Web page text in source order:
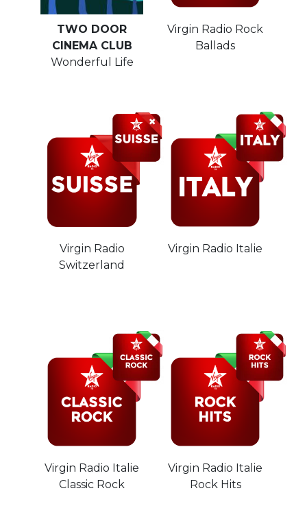
TWO DOOR
CINEMA CLUB
Wonderful Life
Virgin Radio Rock
Ballads
Virgin Radio
Switzerland
Virgin Radio Italie
Virgin Radio Italie
Classic Rock
Virgin Radio Italie
Rock Hits